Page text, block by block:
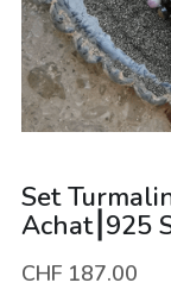
Bücher
Set
Achat⎮925
CHF 187.00